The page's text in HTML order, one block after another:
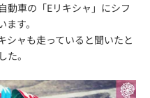
動車の「Eリキシャ」にシフ
す。
シャも走っていると聞いたと
。